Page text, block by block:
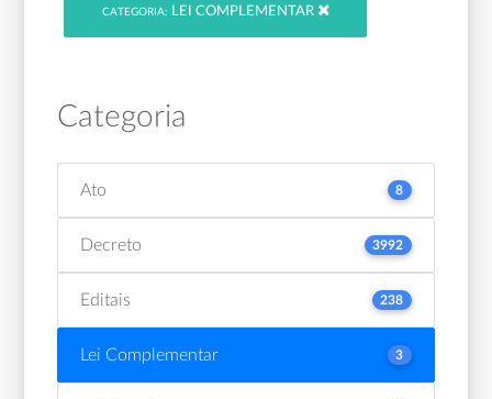
CATEGORIA: LEI COMPLEMENTAR
Categoria
Ato 8
Decreto 3992
Editais 238
Lei Complementar 3